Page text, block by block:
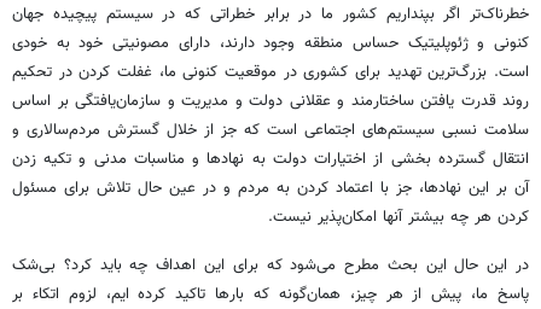
خطرناک‌تر اگر بپنداریم کشور ما در برابر خطراتی که در سیستم پیچیده جهان
کنونی و ژئوپلیتیک حساس منطقه وجود دارند، دارای مصونیتی خود به خودی
است. بزرگ‌ترین تهدید برای کشوری در موقعیت کنونی ما، غفلت کردن در تحکیم
روند قدرت یافتن ساختارمند و عقلانی دولت و مدیریت و سازمان‌یافتگی بر اساس
سلامت نسبی سیستم‌های اجتماعی است که جز از خلال گسترش مردم‌سالاری و
انتقال گسترده بخشی از اختیارات دولت به نهاد‌ها و مناسبات مدنی و تکیه زدن
آن بر این نهادها، جز با اعتماد کردن به مردم و در عین حال تلاش برای مسئول
کردن هر چه بیشتر آنها امکان‌پذیر نیست.
در این حال این بحث مطرح می‌شود که برای این اهداف چه باید کرد؟ بی‌شک
پاسخ ما، پیش از هر چیز، همان‌گونه که بارها تاکید کرده ایم، لزوم اتکاء بر